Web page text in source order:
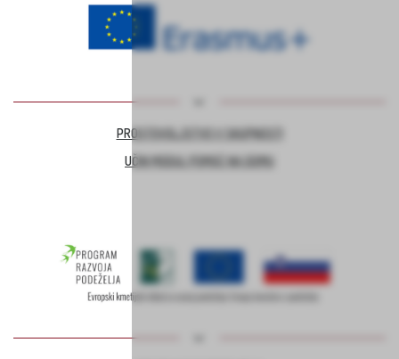
PROSTOVOLJSTVO V SKUPNOSTI
UČNI MODUL POMOČ NA DOMU